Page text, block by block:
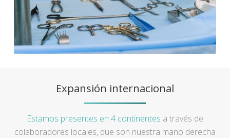
Expansión internacional
Estamos presentes en 4 continentes a través de
colaboradores locales, que son nuestra mano derecha